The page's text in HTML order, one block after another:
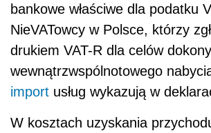
bankowe właściwe dla podatku
NieVATowcy w Polsce, którzy
drukiem VAT-R dla celów
wewnątrzwspólnotowego
import usług wykazują w
W kosztach uzyskania